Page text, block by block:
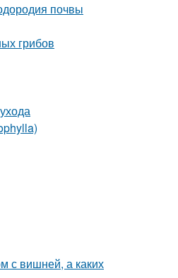
почвы
грибов
с вишней, а каких